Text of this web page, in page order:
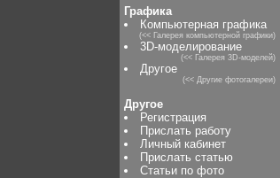
Графика
Компьютерная графика
(<< Галерея компьютерной графики)
3D-моделирование
(<< Галерея 3D-моделей)
Другое
(<< Другие фотогалереи)
Другое
Регистрация
Прислать работу
Личный кабинет
Прислать статью
Статьи по фото